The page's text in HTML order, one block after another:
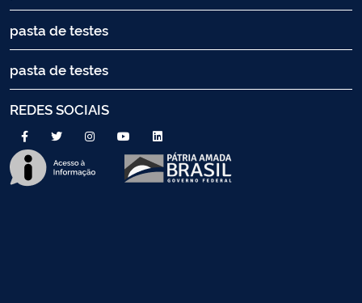
pasta de testes
pasta de testes
REDES SOCIAIS